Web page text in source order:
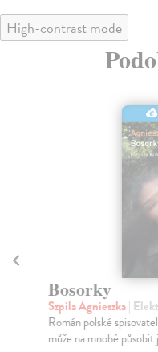
High-contrast mode
Bosorky
Szpila Agnieszka|
Román polské
může na mnohé